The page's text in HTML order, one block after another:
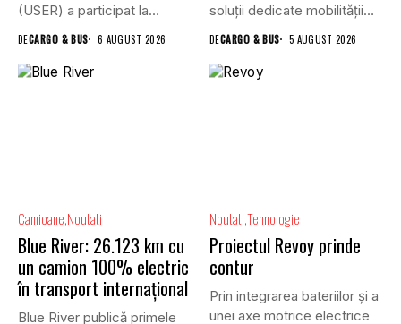
(USER) a participat la
DECARGO & BUS 6 AUGUST 2026
soluții dedicate mobilității
DECARGO & BUS 5 AUGUST 2026
Camioane Noutati
Blue River: 26.123 km cu
un camion 100% electric
în transport internațional
Blue River publică primele
NoutatiTehnologie
Proiectul Revoy prinde
contur
Prin integrarea bateriilor și a
unei axe motrice electrice